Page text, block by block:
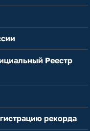
Реестр
рекорда